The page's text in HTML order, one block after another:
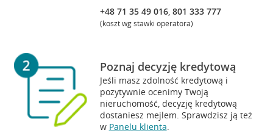
+48 71 35 49 016, 801 333 777
(koszt wg stawki operatora)
Poznaj decyzję kredytową
Jeśli masz zdolność kredytową i
pozytywnie ocenimy Twoją
nieruchomość, decyzję kredytową
dostaniesz mejlem. Sprawdzisz ją też
w Panelu klienta.